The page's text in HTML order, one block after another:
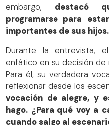
embargo, destacó
programarse para
importantes de sus hijos.
Durante la entrevista,
enfático en su decisión de
Para él, su verdadera
reflexionar desde los
vocación de alegre, y
hago. ¿Para qué voy a
cuando salgo al